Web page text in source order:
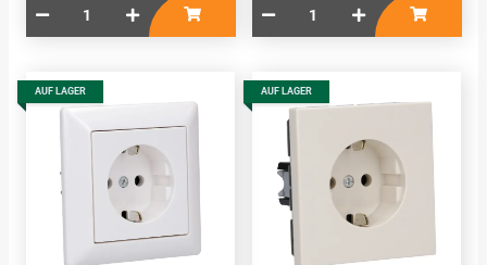
AUF LAGER AUF LAGER